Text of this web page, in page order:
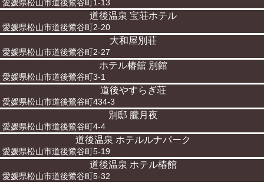
愛媛県松山市道後鷺谷町1-13
道後温泉 宝荘ホテル
愛媛県松山市道後鷺谷町2-20
大和屋別荘
愛媛県松山市道後鷺谷町2-27
ホテル椿舘 別館
愛媛県松山市道後鷺谷町3-1
道後やすらぎ荘
愛媛県松山市道後鷺谷町434-3
別邸 朧月夜
愛媛県松山市道後鷺谷町4-4
道後温泉 ホテルルナパーク
愛媛県松山市道後鷺谷町5-19
道後温泉 ホテル椿館
愛媛県松山市道後鷺谷町5-32